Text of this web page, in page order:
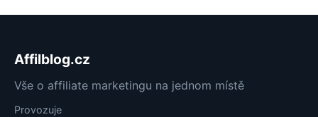
Affilblog.cz
Vše o affiliate marketingu na jednom místě
Provozuje